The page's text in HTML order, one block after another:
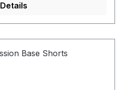
Details